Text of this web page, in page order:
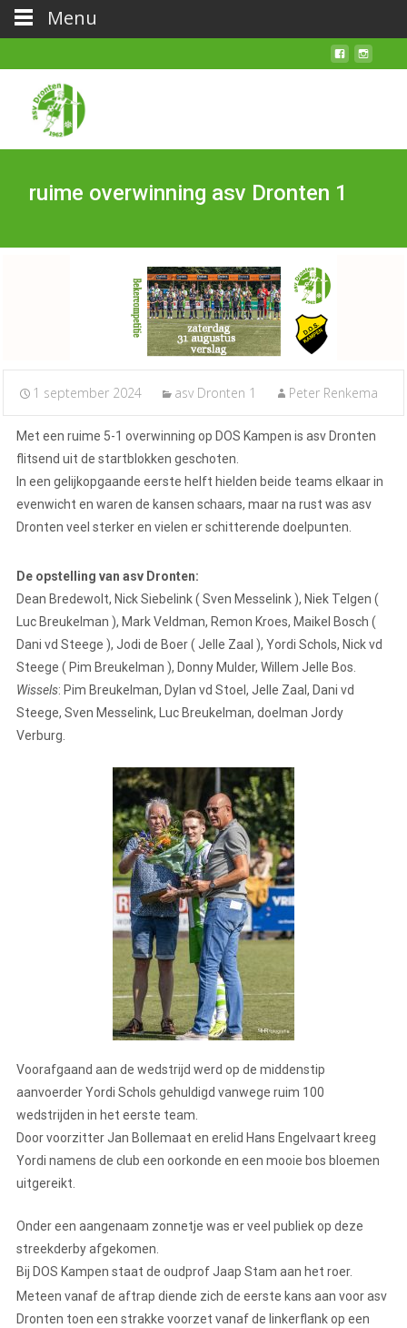
ruime overwinning asv Dronten 1
1 september 2024 asv Dronten 1 Peter Renkema
Met een ruime 5-1 overwinning op DOS Kampen is asv Dronten
flitsend uit de startblokken geschoten.
In een gelijkopgaande eerste helft hielden beide teams elkaar in
evenwicht en waren de kansen schaars, maar na rust was asv
Dronten veel sterker en vielen er schitterende doelpunten.
De opstelling van asv Dronten:
Dean Bredewolt, Nick Siebelink ( Sven Messelink ), Niek Telgen (
Luc Breukelman ), Mark Veldman, Remon Kroes, Maikel Bosch (
Dani vd Steege ), Jodi de Boer ( Jelle Zaal ), Yordi Schols, Nick vd
Steege ( Pim Breukelman ), Donny Mulder, Willem Jelle Bos.
Wissels: Pim Breukelman, Dylan vd Stoel, Jelle Zaal, Dani vd
Steege, Sven Messelink, Luc Breukelman, doelman Jordy
Verburg.
Voorafgaand aan de wedstrijd werd op de middenstip
aanvoerder Yordi Schols gehuldigd vanwege ruim 100
wedstrijden in het eerste team.
Door voorzitter Jan Bollemaat en erelid Hans Engelvaart kreeg
Yordi namens de club een oorkonde en een mooie bos bloemen
uitgereikt.
Onder een aangenaam zonnetje was er veel publiek op deze
streekderby afgekomen.
Bij DOS Kampen staat de oudprof Jaap Stam aan het roer.
Meteen vanaf de aftrap diende zich de eerste kans aan voor asv
Dronten toen een strakke voorzet vanaf de linkerflank op een
Menu